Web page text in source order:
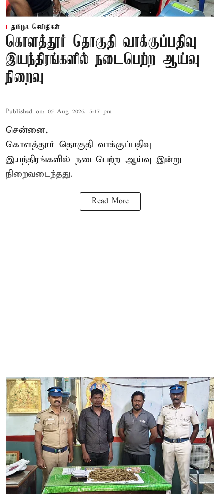
தமிழக செய்திகள்
கொளத்தூர் தொகுதி வாக்குப்பதிவு
இயந்திரங்களில் நடைபெற்ற ஆய்வு
நிறைவு
Published on: 05 Aug 2026, 5:17 pm
சென்னை,
கொளத்தூர் தொகுதி வாக்குப்பதிவு
இயந்திரங்களில் நடைபெற்ற ஆய்வு இன்று
நிறைவடைந்தது.
Read More